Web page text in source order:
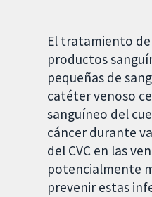
El tratamiento
productos
pequeñas de
catéter venoso
sanguíneo del
cáncer durante
del CVC en las
potencialmente
prevenir estas